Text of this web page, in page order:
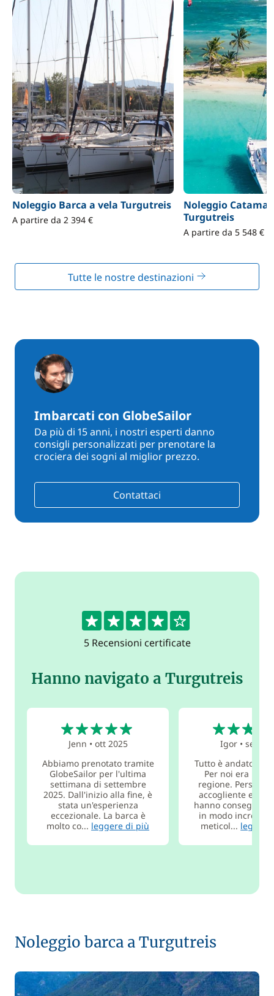
Noleggio Barca a vela Turgutreis
A partire da 2 394 €
Noleggio
Turgutreis
A partire da 5 548 €
Tutte le nostre destinazioni
Imbarcati con GlobeSailor
Da più di 15 anni, i nostri esperti danno
consigli personalizzati per prenotare la
crociera dei sogni al miglior prezzo.
Contattaci
4.2
5 Recensioni certificate
Hanno navigato a Turgutreis
Jenn • ott 2025
Abbiamo prenotato tramite
GlobeSailor per l'ultima
settimana di settembre
2025. Dall'inizio alla fine, è
stata un'esperienza
eccezionale. La barca è
molto co... leggere di più
Igor• set
Tutto è andato
Per noi era una
regione.
accogliente e
hanno consegnato
in modo
meticol...
Noleggio barca a Turgutreis